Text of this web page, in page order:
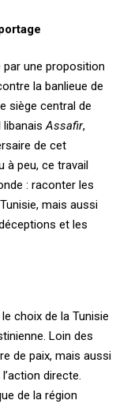
par une proposition
la banlieue de
siège central de
libanaisAssafir,
de cet
à peu, ce travail
: raconter les
mais aussi
et les
choix de la Tunisie
Loin des
de paix, mais aussi
directe.
de la région